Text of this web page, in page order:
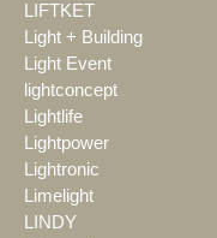
LIFTKET
Light + Building
Light Event
lightconcept
Lightlife
Lightpower
Lightronic
Limelight
LINDY